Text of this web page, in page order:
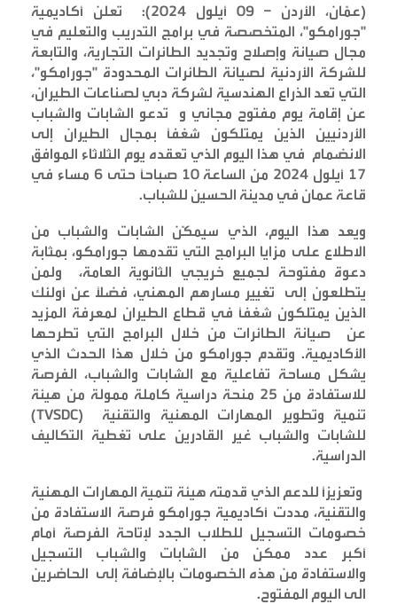
(عمّان، الأردن – 09 أيلول 2024): تعلن أكاديمية
"جورامكو"، المتخصصة في برامج التدريب والتعليم في
مجال صيانة وإصلاح وتجديد الطائرات التجارية، والتابعة
للشركة الأردنية لصيانة الطائرات المحدودة "جورامكو"،
التي تعد الذراع الهندسية لشركة دبي لصناعات الطيران،
عن إقامة يوم مفتوح مجاني و تدعو الشابات والشباب
الأردنيين الذين يمتلكون شغفاً بمجال الطيران إلى
الانضمام في هذا اليوم الذي تعقده يوم الثلاثاء الموافق
17 أيلول 2024 من الساعة 10 صباحاً حتى 6 مساء في
قاعة عمان في مدينة الحسين للشباب.
ويعد هذا اليوم، الذي سيمكّن الشابات والشباب من
الاطلاع على مزايا البرامج التي تقدمها جورامكو، بمثابة
دعوة مفتوحة لجميع خريجي الثانوية العامة، ولمن
يتطلعون إلى تغيير مسارهم المهني، فضلاً عن أولئك
الذين يمتلكون شغفاً في قطاع الطيران لمعرفة المزيد
عن صيانة الطائرات من خلال البرامج التي تطرحها
الأكاديمية. وتقدم جورامكو من خلال هذا الحدث الذي
يشكل مساحة تفاعلية مع الشابات والشباب، الفرصة
للاستفادة من 25 منحة دراسية كاملة ممولة من هيئة
تنمية وتطوير المهارات المهنية والتقنية (TVSDC)
للشابات والشباب غير القادرين على تغطية التكاليف
الدراسية.
وتعزيزاً للدعم الذي قدمته هيئة تنمية المهارات المهنية
والتقنية، مددت أكاديمية جورامكو فرصة الاستفادة من
خصومات التسجيل للطلاب الجدد لإتاحة الفرصة أمام
أكبر عدد ممكن من الشابات والشباب التسجيل
والاستفادة من هذه الخصومات بالإضافة إلى الحاضرين
الى اليوم المفتوح.